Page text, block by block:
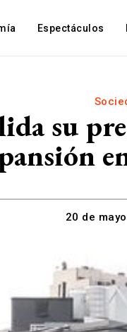
Espectáculos
su
20 de